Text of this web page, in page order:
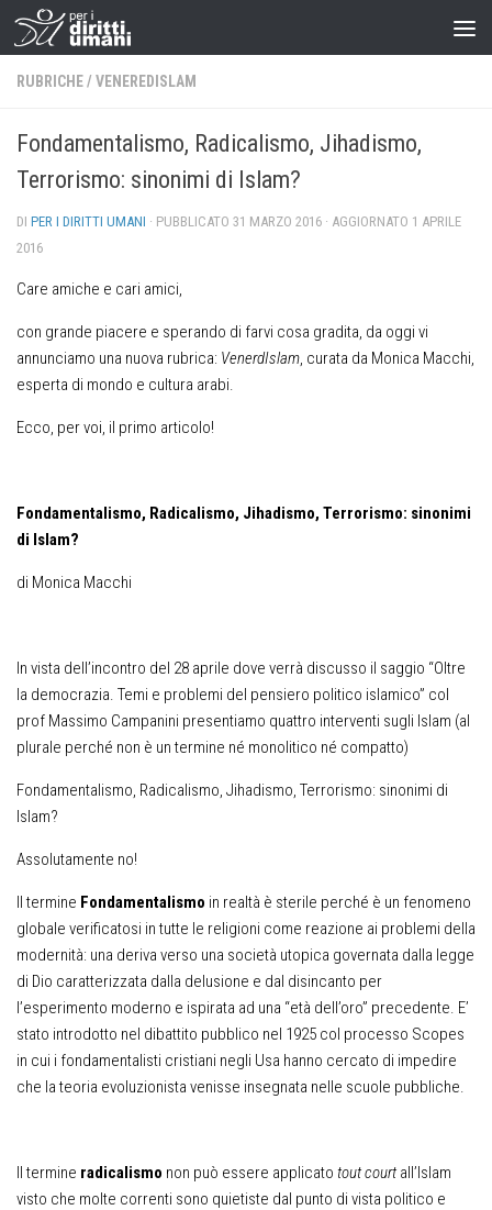
RUBRICHE/ VENEREDISLAM
Fondamentalismo, Radicalismo, Jihadismo,
Terrorismo: sinonimi di Islam?
DI PER I DIRITTI UMANI · PUBBLICATO 31 MARZO 2016 · AGGIORNATO 1 APRILE
2016
Care amiche e cari amici,
con grande piacere e sperando di farvi cosa gradita, da oggi vi
annunciamo una nuova rubrica: VenerdIslam, curata da Monica Macchi,
esperta di mondo e cultura arabi.
Ecco, per voi, il primo articolo!
Fondamentalismo, Radicalismo, Jihadismo, Terrorismo: sinonimi
di Islam?
di Monica Macchi
In vista dell’incontro del 28 aprile dove verrà discusso il saggio “Oltre
la democrazia. Temi e problemi del pensiero politico islamico” col
prof Massimo Campanini presentiamo quattro interventi sugli Islam (al
plurale perché non è un termine né monolitico né compatto)
Fondamentalismo, Radicalismo, Jihadismo, Terrorismo: sinonimi di
Islam?
Assolutamente no!
Il termine Fondamentalismo in realtà è sterile perché è un fenomeno
globale verificatosi in tutte le religioni come reazione ai problemi della
modernità: una deriva verso una società utopica governata dalla legge
di Dio caratterizzata dalla delusione e dal disincanto per
l’esperimento moderno e ispirata ad una “età dell’oro” precedente. E’
stato introdotto nel dibattito pubblico nel 1925 col processo Scopes
in cui i fondamentalisti cristiani negli Usa hanno cercato di impedire
che la teoria evoluzionista venisse insegnata nelle scuole pubbliche.
Il termine radicalismo non può essere applicato tout court all’Islam
visto che molte correnti sono quietiste dal punto di vista politico e